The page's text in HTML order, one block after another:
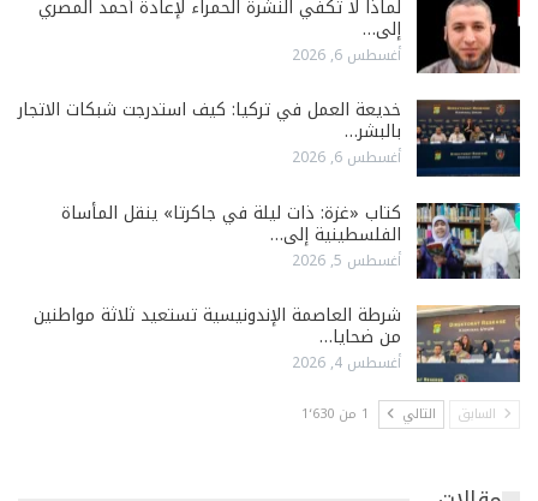
لماذا لا تكفي النشرة الحمراء لإعادة أحمد المصري
إلى…
أغسطس 6, 2026
خديعة العمل في تركيا: كيف استدرجت شبكات الاتجار
بالبشر…
أغسطس 6, 2026
كتاب «غزة: ذات ليلة في جاكرتا» ينقل المأساة
الفلسطينية إلى…
أغسطس 5, 2026
شرطة العاصمة الإندونيسية تستعيد ثلاثة مواطنين
من ضحايا…
أغسطس 4, 2026
السابق التالي 1 من 1٬630